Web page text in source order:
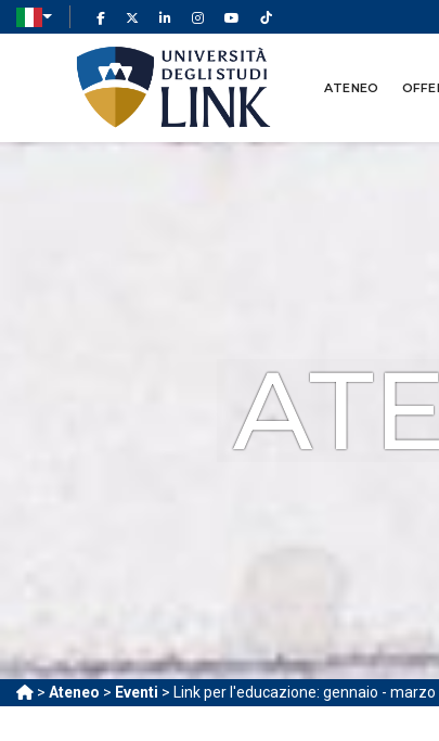
ATENEO
> Ateneo > Eventi > Link per l'educazione: gennaio - marzo